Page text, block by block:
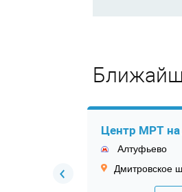
Центр МРТ
Алтуфьево
Дмитровское